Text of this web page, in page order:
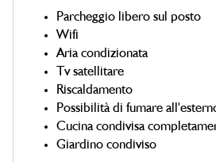
Parcheggio libero sul posto
Wifi
Aria condizionata
Tv satellitare
Riscaldamento
Possibilità di fumare
Cucina condivisa
Giardino condiviso